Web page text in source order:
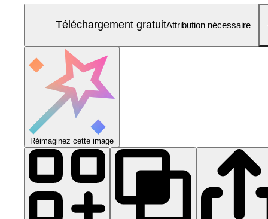
Téléchargement gratuitAttribution nécessaire
Réimaginez cette image